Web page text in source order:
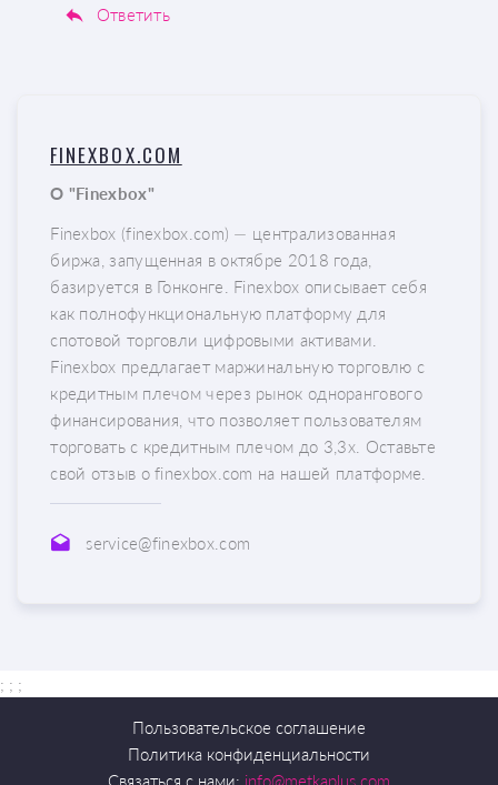
Ответить
FINEXBOX.COM
О "Finexbox"
Finexbox (finexbox.com) — централизованная
биржа, запущенная в октябре 2018 года,
базируется в Гонконге. Finexbox описывает себя
как полнофункциональную платформу для
спотовой торговли цифровыми активами.
Finexbox предлагает маржинальную торговлю с
кредитным плечом через рынок однорангового
финансирования, что позволяет пользователям
торговать с кредитным плечом до 3,3x. Оставьте
свой отзыв о finexbox.com на нашей платформе.
service@finexbox.com
; ; ;
Пользовательское соглашение
Политика конфиденциальности
Связаться с нами: info@metkaplus.com